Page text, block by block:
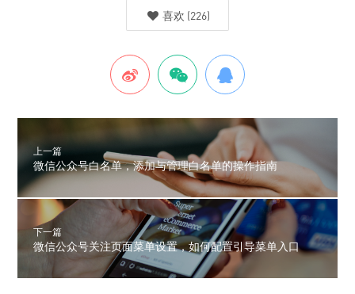
喜欢 (226)
上一篇
微信公众号白名单，添加与管理白名单的操作指南
下一篇
微信公众号关注页面菜单设置，如何配置引导菜单入口